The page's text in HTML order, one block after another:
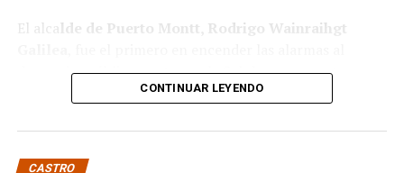
El alca lde de Puerto Montt, Rodrigo Wainraihgt
denunciar públicamente que la Subdere no cuenta con
fondos para financiar iniciativas del Programa de
Mejoramiento de Barrios (PMB), a pesar de que muchas
ya estaban declaradas elegibles.
CONTINUAR LEYENDO
CASTRO